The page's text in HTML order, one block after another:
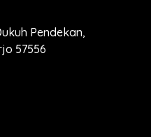
Pendekan,
57556